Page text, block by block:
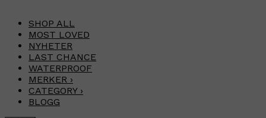
SHOP ALL
MOST LOVED
NYHETER
LAST CHANCE
WATERPROOF
MERKER ›
CATEGORY ›
BLOGG